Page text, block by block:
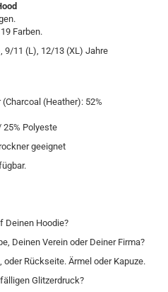
Farben.
9/11 (L), 12/13 (XL) Jahre
(Heather): 52%
25% Polyeste
geeignet
Deinen Hoodie?
Deinen Verein oder Deiner Firma?
Rückseite. Ärmel oder Kapuze.
Glitzerdruck?